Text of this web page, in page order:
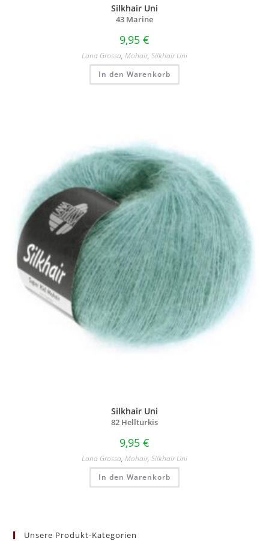
Silkhair Uni
43 Marine
9,95 €
Lana Grossa, Mohair, Silkhair Uni
In den Warenkorb
Silkhair Uni
82 Helltürkis
9,95 €
Lana Grossa, Mohair, Silkhair Uni
In den Warenkorb
Unsere Produkt-Kategorien